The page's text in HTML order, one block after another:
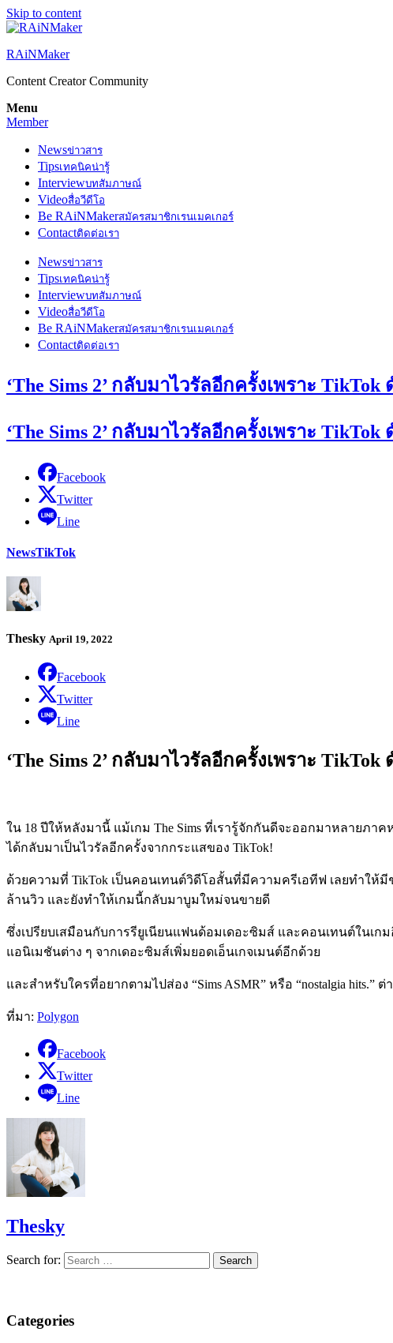
Skip to content
RAiNMaker
Content Creator Community
Menu
Member
Newsข่าวสาร
Tipsเทคนิคน่ารู้
Interviewบทสัมภาษณ์
Videoสื่อวีดีโอ
Be RAiNMakerสมัครสมาชิกเรนเมคเกอร์
Contactติดต่อเรา
Newsข่าวสาร
Tipsเทคนิคน่ารู้
Interviewบทสัมภาษณ์
Videoสื่อวีดีโอ
Be RAiNMakerสมัครสมาชิกเรนเมคเกอร์
Contactติดต่อเรา
‘The Sims 2’ กลับมาไวรัลอีกครั้งเพราะ
‘The Sims 2’ กลับมาไวรัลอีกครั้งเพราะ
Facebook
Twitter
Line
NewsTikTok
Thesky April 19, 2022
Facebook
Twitter
Line
‘The Sims 2’ กลับมาไวรัลอีกครั้งเพราะ
ใน 18 ปีให้หลังมานี้ แม้เกม The Sims ที่เรารู้จักกันดีจะออกมาหลายภา
ได้กลับมาเป็นไวรัลอีกครั้งจากกระแสของ TikTok!
ด้วยความที่ TikTok เป็นคอนเทนต์วิดีโอสั้นที่มีความครีเอทีฟ เลยทำให้
ล้านวิว และยังทำให้เกมนี้กลับมาบูมใหม่จนขายดี
ซึ่งเปรียบเสมือนกับการรียูเนียนแฟนด้อมเดอะซิมส์ และคอนเทนต์ในเก
แอนิเมชันต่าง ๆ จากเดอะซิมส์เพิ่มยอดเอ็นเกจเมนต์อีกด้วย
และสำหรับใครที่อยากตามไปส่อง “Sims ASMR” หรือ “nostalgia hits.”
ที่มา: Polygon
Facebook
Twitter
Line
Thesky
Search for:
Categories